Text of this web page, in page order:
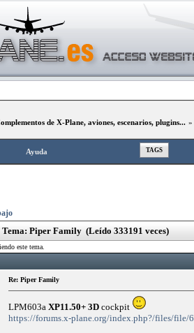
de X-Plane, aviones, escenarios, plugins... »
Ayuda TAGS
Tema: Piper Family (Leído 333191 veces)
este tema.
Re: Piper Family
LPM603a XP11.50+ 3D cockpit
https://forums.x-plane.org/index.php?/files/file/